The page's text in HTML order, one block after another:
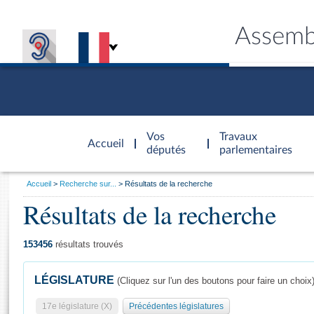
Accueil
d'accueil
Vos
députés
Travaux
parlementaires
Général
Vous
Accueil Recherche sur... Résultats de la recherche
Résultats de la recherche
153456 résultats trouvés
LÉGISLATURE (Cliquez sur l'un des boutons pour faire un choix)
17e législature (X) Précédentes législatures